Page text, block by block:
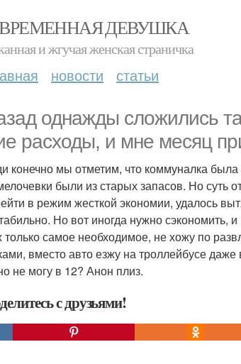
ДЕВУШКА
и жгучая женская страничка
новости статьи
однажды сложились
расходы, и мне месяц
конечно мы отметим, что коммуналка
были из старых запасов. Но суть
в режим жесткой экономии, удалось
Но вот иногда нужно сэкономить,
только самое необходимое, не хожу по
вместо авто езжу на троллейбусе
не могу в 12? Анон плиз.
с друзьями!